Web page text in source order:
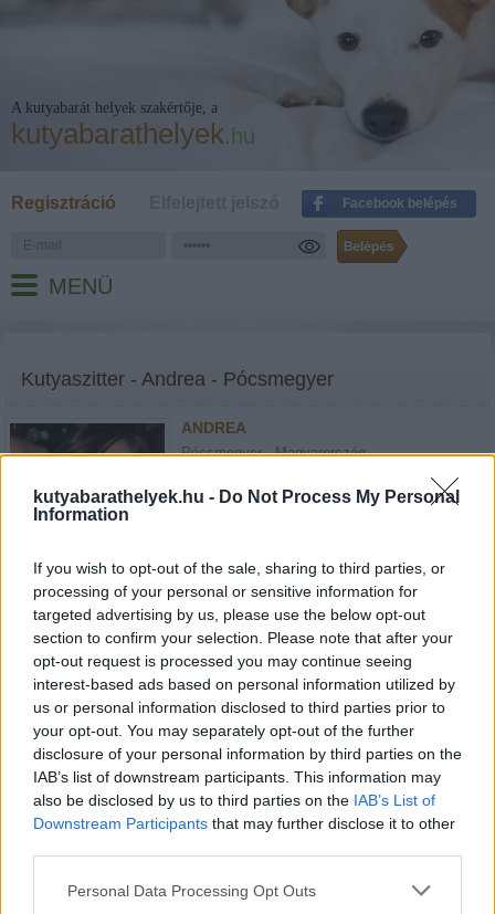
kutyabarathelyek.hu - Do Not Process My Personal
Information
If you wish to opt-out of the sale, sharing to third parties, or
processing of your personal or sensitive information for
targeted advertising by us, please use the below opt-out
section to confirm your selection. Please note that after your
opt-out request is processed you may continue seeing
interest-based ads based on personal information utilized by
us or personal information disclosed to third parties prior to
your opt-out. You may separately opt-out of the further
disclosure of your personal information by third parties on the
IAB’s list of downstream participants. This information may
also be disclosed by us to third parties on the IAB’s List of
Downstream Participants that may further disclose it to other
Personal Data Processing Opt Outs
A kutyabarát helyek szakértője, a
kutyabarathelyek.hu
Regisztráció Facebook belépés
MENÜ
Kutyaszitter - Andrea - Pócsmegyer
ANDREA
Pócsmegyer - Magyarország
Kutyaszitter
További adatok
Település:Pócsmegyer
Link: https://app.petwisecare.com/hu/service/detail/andrea-mini-
mancsok-a-pacban-en-segitek
Sziasztok. Andy vagyok, 21 éve cicákkal foglalkozom, 8 saját cicám
van a pócsmegyeri otthonomban, a legidősebb a 21. életévét
immár hetedik éve.